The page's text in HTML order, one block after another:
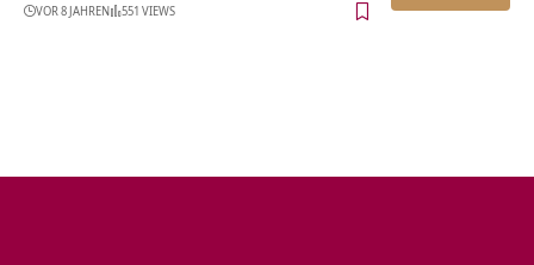
VOR 8 JAHREN 551 VIEWS